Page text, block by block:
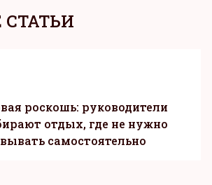
роскошь: руководители
отдых, где не нужно
самостоятельно